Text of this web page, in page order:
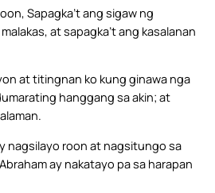
Sapagka’t ang sigaw ng
at sapagka’t ang kasalanan
at titingnan ko kung ginawa nga
hanggang sa akin; at
nagsilayo roon at nagsitungo sa
ay nakatayo pa sa harapan